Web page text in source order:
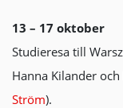
13 – 17 oktober
Studieresa till
Hanna Kilander
Ström).